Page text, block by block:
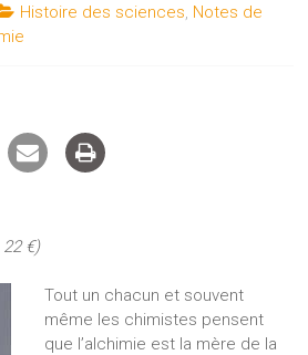
Histoire des sciences Notes de
22 €)
Tout un chacun et souvent
même les chimistes pensent
que l’alchimie est la mère de la